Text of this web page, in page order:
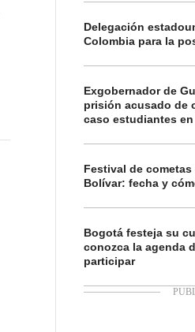
Delegación
Colombia para la
Exgobernador de
prisión acusado de
caso estudiantes
Festival de
Bolívar: fecha y
Bogotá festeja su
conozca la agenda
participar